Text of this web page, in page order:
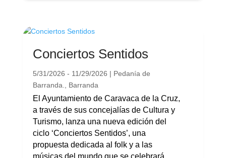
Conciertos Sentidos
5/31/2026 - 11/29/2026 | Pedanía de
Barranda., Barranda
El Ayuntamiento de Caravaca de la Cruz,
a través de sus concejalías de Cultura y
Turismo, lanza una nueva edición del
ciclo ‘Conciertos Sentidos’, una
propuesta dedicada al folk y a las